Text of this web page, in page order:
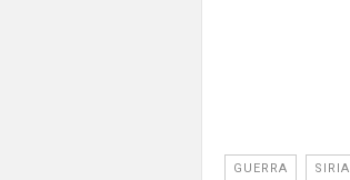
GUERRA SIRIA